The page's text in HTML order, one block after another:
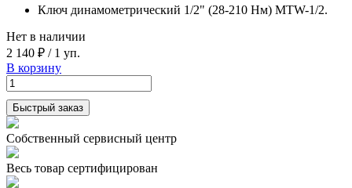
Ключ динамометрический 1/2" (28-210 Нм) MTW-1/2.
Нет в наличии
2 140 ₽ / 1 уп.
В корзину
Быстрый заказ
Собственный сервисный центр
Весь товар сертифицирован